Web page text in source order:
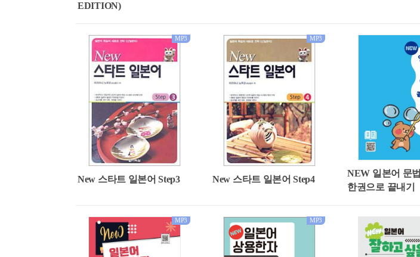
EDITION)
MP3
New 스타트 일본어 Step3
MP3
New 스타트 일본어 Step4
NEW 일본어 문법
한권으로 끝내기
MP3 MP3